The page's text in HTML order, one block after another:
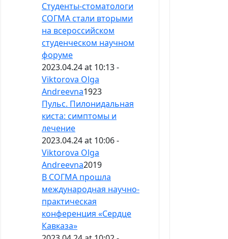
Студенты-стоматологи
СОГМА стали вторыми
на всероссийском
студенческом научном
форуме
2023.04.24 at 10:13 -
Viktorova Olga
Andreevna1923
Пульс. Пилонидальная
киста: симптомы и
лечение
2023.04.24 at 10:06 -
Viktorova Olga
Andreevna2019
В СОГМА прошла
международная научно-
практическая
конференция «Сердце
Кавказа»